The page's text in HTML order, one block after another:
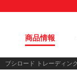
商品情報